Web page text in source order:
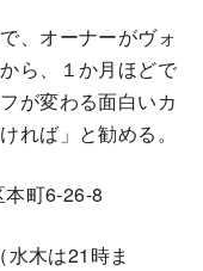
、オーナーがヴォ
ら、１か月ほどで
が変わる面白いカ
れば」と勧める。
町6-26-8
木は21時ま